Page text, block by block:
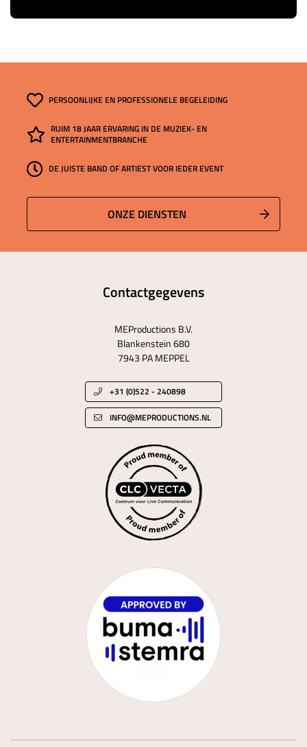
PERSOONLIJKE EN PROFESSIONELE BEGELEIDING
RUIM 18 JAAR ERVARING IN DE MUZIEK- EN
ENTERTAINMENTBRANCHE
DE JUISTE BAND OF ARTIEST VOOR IEDER EVENT
ONZE DIENSTEN
Contactgegevens
MEProductions B.V.
Blankenstein 680
7943 PA MEPPEL
+31 (0)522 - 240898
INFO@MEPRODUCTIONS.NL